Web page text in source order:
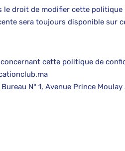
le droit de modifier cette
sera toujours disponible sur
cette politique de
Bureau N° 1, Avenue Prince